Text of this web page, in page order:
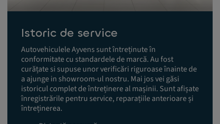
Istoric de service
Autovehiculele Ayvens sunt întreținute în
conformitate cu standardele de marcă. Au fost
curățate si supuse unor verificări riguroase înainte de
a ajunge in showroom-ul nostru. Mai jos vei găsi
istoricul complet de întreținere al mașinii. Sunt afișate
înregistrările pentru service, reparațiile anterioare și
întreținerea.